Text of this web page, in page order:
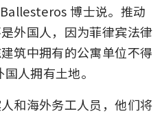
博士说。推动
外国人，因为菲律宾法律
筑中拥有的公寓单位不得
人拥有土地。
和海外务工人员，他们将